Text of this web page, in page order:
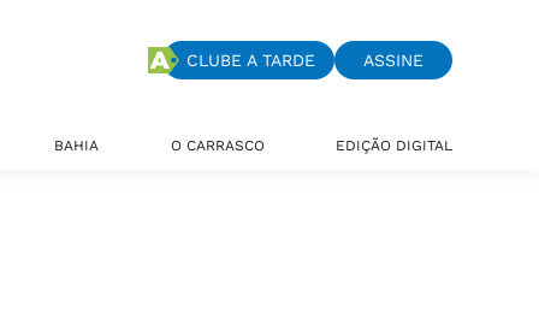
CLUBE A TARDE ASSINE
BAHIA O CARRASCO EDIÇÃO DIGITAL